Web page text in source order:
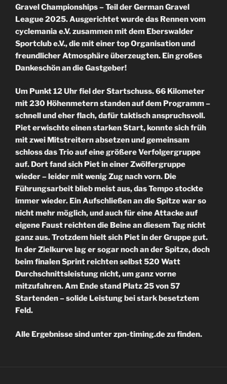
Gravel Championships – Teil der German Gravel
League 2025. Ausgerichtet wurde das Rennen vom
cyclemania e.V. zusammen mit dem Eberswalder
Sportclub e.V., die mit einer top Organisation und
freundlicher Atmosphäre überzeugten. Ein großes
Dankeschön an die Gastgeber!
Um Punkt 12 Uhr fiel der Startschuss. 66 Kilometer
mit 230 Höhenmetern standen auf dem Programm –
schnell und eher flach, dafür taktisch anspruchsvoll.
Piet erwischte einen starken Start, konnte sich früh
mit zwei Mitstreitern absetzen und gemeinsam
schloss das Trio auf eine größere Verfolgergruppe
auf. Dort fand sich Piet in einer Zwölfergruppe
wieder – leider mit wenig Zug nach vorn. Die
Führungsarbeit blieb meist aus, das Tempo stockte
immer wieder. Ein Aufschließen an die Spitze war so
nicht mehr möglich, und auch für eine Attacke auf
eigene Faust reichten die Beine an diesem Tag nicht
ganz aus. Trotzdem hielt sich Piet in der Gruppe gut.
In der Zielkurve lag er sogar noch an der Spitze, doch
beim finalen Sprint reichten selbst 520 Watt
Durchschnittsleistung nicht, um ganz vorne
mitzufahren. Am Ende stand Platz 25 von 57
Startenden – solide Leistung bei stark besetztem
Feld.
Alle Ergebnisse sind unter zpn-timing.de zu finden.